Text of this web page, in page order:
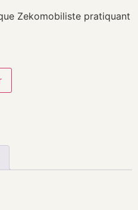
Zekomobiliste pratiquant